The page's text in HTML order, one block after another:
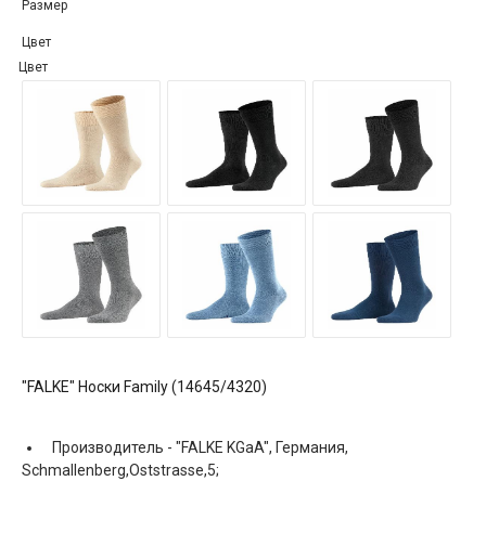
Размер
Цвет
Цвет
"FALKE" Носки Family (14645/4320)
Производитель - "FALKE KGaA", Германия,
Schmallenberg,Oststrasse,5;